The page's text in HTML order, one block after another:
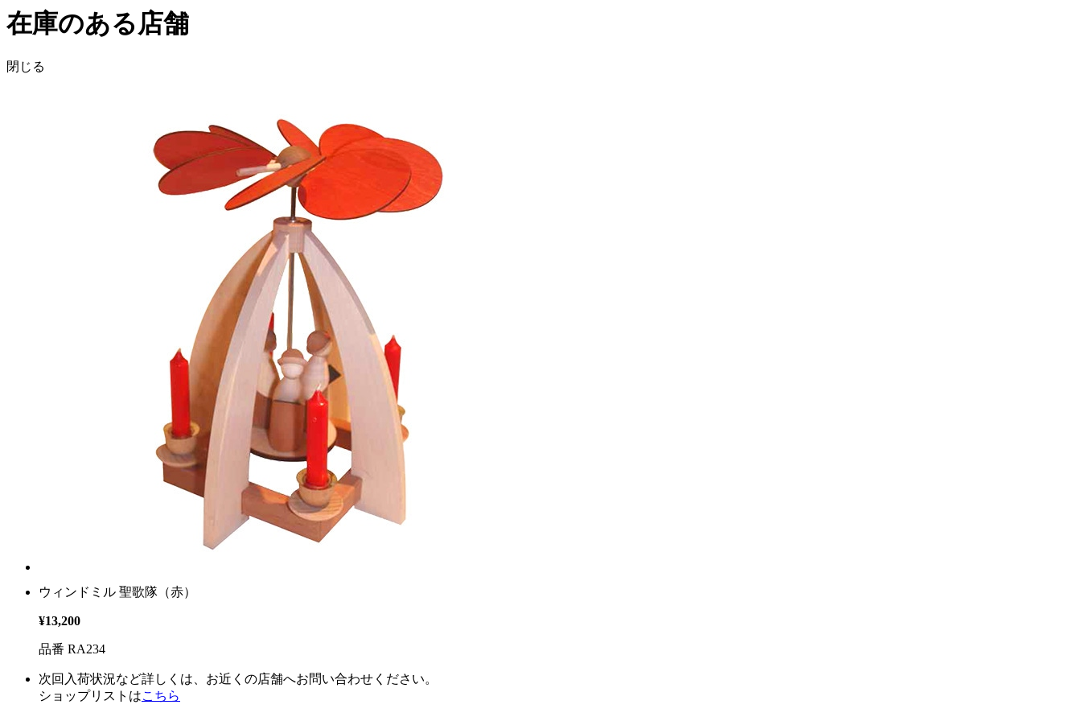
在庫のある店舗
閉じる
ウィンドミル 聖歌隊（赤）
¥13,200
品番 RA234
次回入荷状況など詳しくは、お近くの店舗へお問い合わせください。
ショップリストはこちら